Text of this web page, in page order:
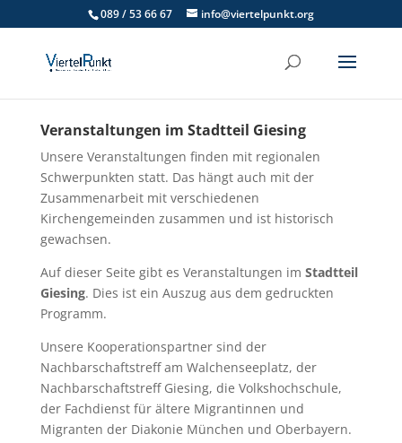
089 / 53 66 67 info@viertelpunkt.org
Veranstaltungen im Stadtteil Giesing
Unsere Veranstaltungen finden mit regionalen
Schwerpunkten statt. Das hängt auch mit der
Zusammenarbeit mit verschiedenen
Kirchengemeinden zusammen und ist historisch
gewachsen.
Auf dieser Seite gibt es Veranstaltungen im Stadtteil
Giesing. Dies ist ein Auszug aus dem gedruckten
Programm.
Unsere Kooperationspartner sind der
Nachbarschaftstreff am Walchenseeplatz, der
Nachbarschaftstreff Giesing, die Volkshochschule,
der Fachdienst für ältere Migrantinnen und
Migranten der Diakonie München und Oberbayern.